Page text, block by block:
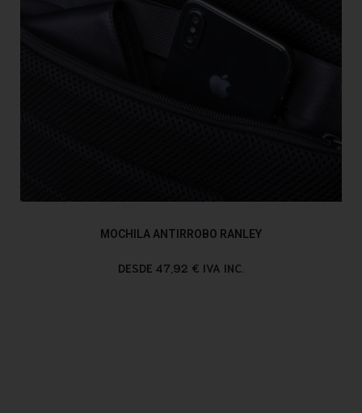
MOCHILA ANTIRROBO RANLEY
DESDE 47,92 € IVA INC.